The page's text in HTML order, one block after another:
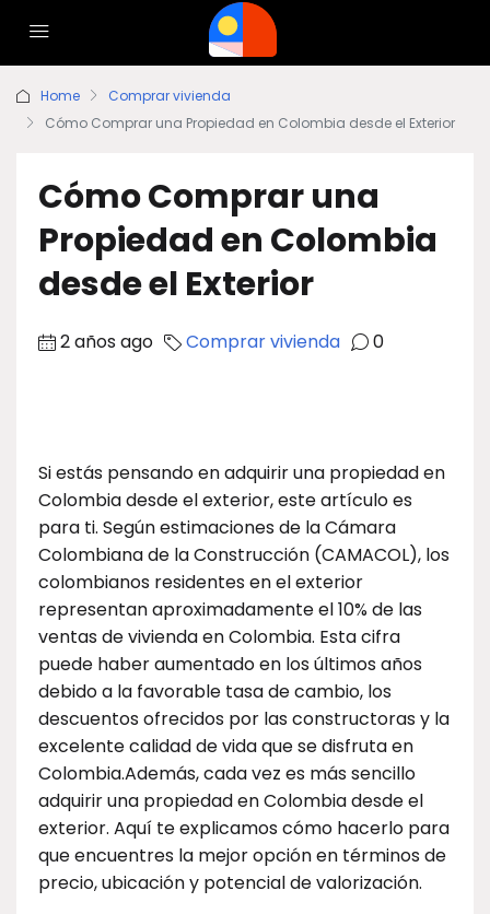
Home
Comprar vivienda
Cómo Comprar una Propiedad en Colombia desde el Exterior
Cómo Comprar una
Propiedad en Colombia
desde el Exterior
2 años ago Comprar vivienda 0
Si estás pensando en adquirir una propiedad en
Colombia desde el exterior, este artículo es
para ti. Según estimaciones de la Cámara
Colombiana de la Construcción (CAMACOL), los
colombianos residentes en el exterior
representan aproximadamente el 10% de las
ventas de vivienda en Colombia. Esta cifra
puede haber aumentado en los últimos años
debido a la favorable tasa de cambio, los
descuentos ofrecidos por las constructoras y la
excelente calidad de vida que se disfruta en
Colombia.Además, cada vez es más sencillo
adquirir una propiedad en Colombia desde el
exterior. Aquí te explicamos cómo hacerlo para
que encuentres la mejor opción en términos de
precio, ubicación y potencial de valorización.